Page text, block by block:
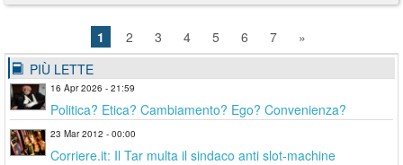
1 2 3 4 5 6 7
»
PIÙ LETTE
16 Apr 2026 - 21:59
Politica? Etica? Cambiamento? Ego? Convenienza?
23 Mar 2012 - 00:00
Corriere.it: Il Tar multa il sindaco anti slot-machine